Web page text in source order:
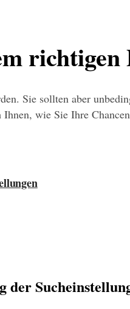
Sie sollten aber
wie Sie Ihre